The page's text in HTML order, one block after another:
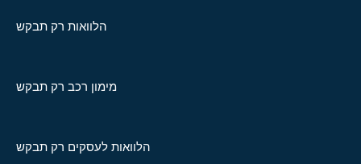
הלוואות רק תבקש
מימון רכב רק תבקש
הלוואות לעסקים רק תבקש